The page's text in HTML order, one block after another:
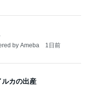
by Ameba 1日前
カの出産